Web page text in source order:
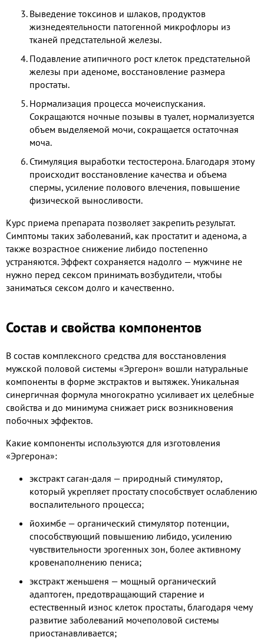
Выведение токсинов и шлаков, продуктов
жизнедеятельности патогенной микрофлоры из
тканей предстательной железы.
Подавление атипичного рост клеток предстательной
железы при аденоме, восстановление размера
простаты.
Нормализация процесса мочеиспускания.
Сокращаются ночные позывы в туалет, нормализуется
объем выделяемой мочи, сокращается остаточная
моча.
Стимуляция выработки тестостерона. Благодаря этому
происходит восстановление качества и объема
спермы, усиление полового влечения, повышение
физической выносливости.
Курс приема препарата позволяет закрепить результат.
Симптомы таких заболеваний, как простатит и аденома, а
также возрастное снижение либидо постепенно
устраняются. Эффект сохраняется надолго — мужчине не
нужно перед сексом принимать возбудители, чтобы
заниматься сексом долго и качественно.
Состав и свойства компонентов
В состав комплексного средства для восстановления
мужской половой системы «Эргерон» вошли натуральные
компоненты в форме экстрактов и вытяжек. Уникальная
синергичная формула многократно усиливает их целебные
свойства и до минимума снижает риск возникновения
побочных эффектов.
Какие компоненты используются для изготовления
«Эргерона»:
экстракт саган-даля — природный стимулятор,
который укрепляет простату способствует ослаблению
воспалительного процесса;
йохимбе — органический стимулятор потенции,
способствующий повышению либидо, усилению
чувствительности эрогенных зон, более активному
кровенаполнению пениса;
экстракт женьшеня — мощный органический
адаптоген, предотвращающий старение и
естественный износ клеток простаты, благодаря чему
развитие заболеваний мочеполовой системы
приостанавливается;